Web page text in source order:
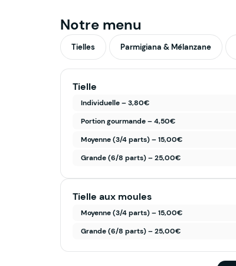
Notre menu
Tielles Parmigiana & Mélanzane
Tielle
Individuelle – 3,80€
Portion gourmande – 4,50€
Moyenne (3/4 parts) – 15,00€
Grande (6/8 parts) – 25,00€
Tielle aux moules
Moyenne (3/4 parts) – 15,00€
Grande (6/8 parts) – 25,00€